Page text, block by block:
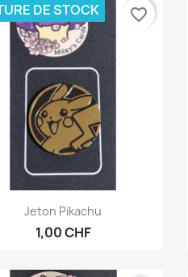
Aperçu rapide
Jeton Pikachu
1,00 CHF
DE STOCK favorite_border